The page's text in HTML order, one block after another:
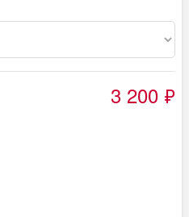
3 200 ₽